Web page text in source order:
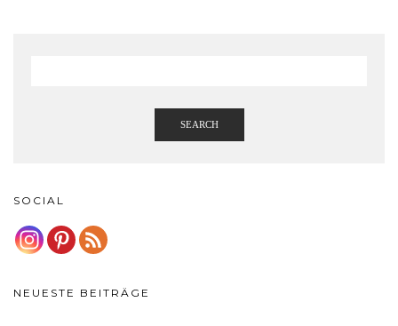
SEARCH
SOCIAL
NEUESTE BEITRÄGE